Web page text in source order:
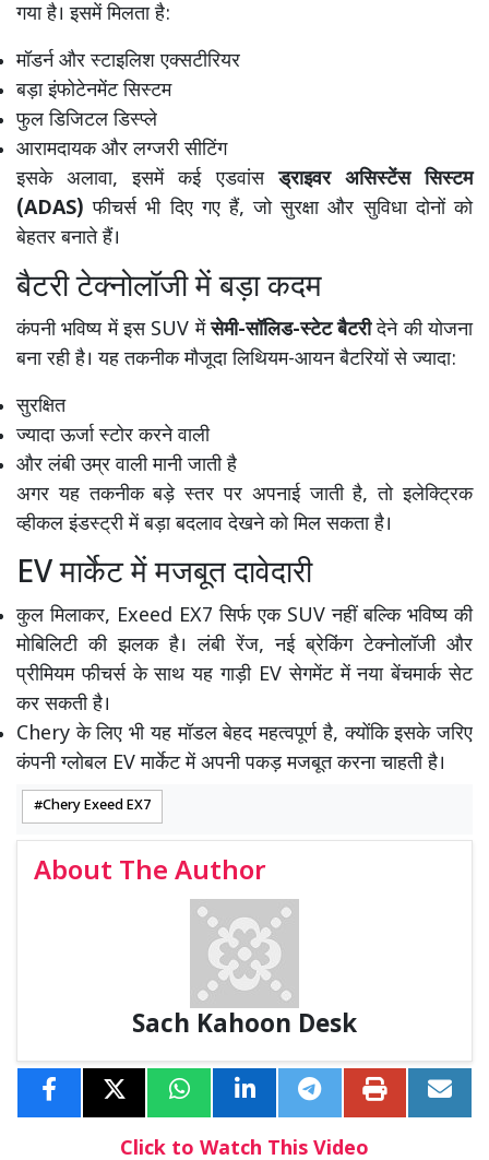
गया है। इसमें मिलता है:
मॉडर्न और स्टाइलिश एक्सटीरियर
बड़ा इंफोटेनमेंट सिस्टम
फुल डिजिटल डिस्प्ले
आरामदायक और लग्जरी सीटिंग
इसके अलावा, इसमें कई एडवांसड्राइवर असिस्टेंस सिस्टम
(ADAS) फीचर्स भी दिए गए हैं, जो सुरक्षा और सुविधा दोनों को
बेहतर बनाते हैं।
बैटरी टेक्नोलॉजी में बड़ा कदम
कंपनी भविष्य में इस SUV मेंसेमी-सॉलिड-स्टेट बैटरीदेने की योजना
बना रही है। यह तकनीक मौजूदा लिथियम-आयन बैटरियों से ज्यादा:
सुरक्षित
ज्यादा ऊर्जा स्टोर करने वाली
और लंबी उम्र वाली मानी जाती है
अगर यह तकनीक बड़े स्तर पर अपनाई जाती है, तो इलेक्ट्रिक
व्हीकल इंडस्ट्री में बड़ा बदलाव देखने को मिल सकता है।
EV मार्केट में मजबूत दावेदारी
कुल मिलाकर, Exeed EX7 सिर्फ एक SUV नहीं बल्कि भविष्य की
मोबिलिटी की झलक है। लंबी रेंज, नई ब्रेकिंग टेक्नोलॉजी और
प्रीमियम फीचर्स के साथ यह गाड़ी EV सेगमेंट में नया बेंचमार्क सेट
कर सकती है।
Chery के लिए भी यह मॉडल बेहद महत्वपूर्ण है, क्योंकि इसके जरिए
कंपनी ग्लोबल EV मार्केट में अपनी पकड़ मजबूत करना चाहती है।
Chery Exeed EX7
About The Author
Sach Kahoon Desk
Click to Watch This Video